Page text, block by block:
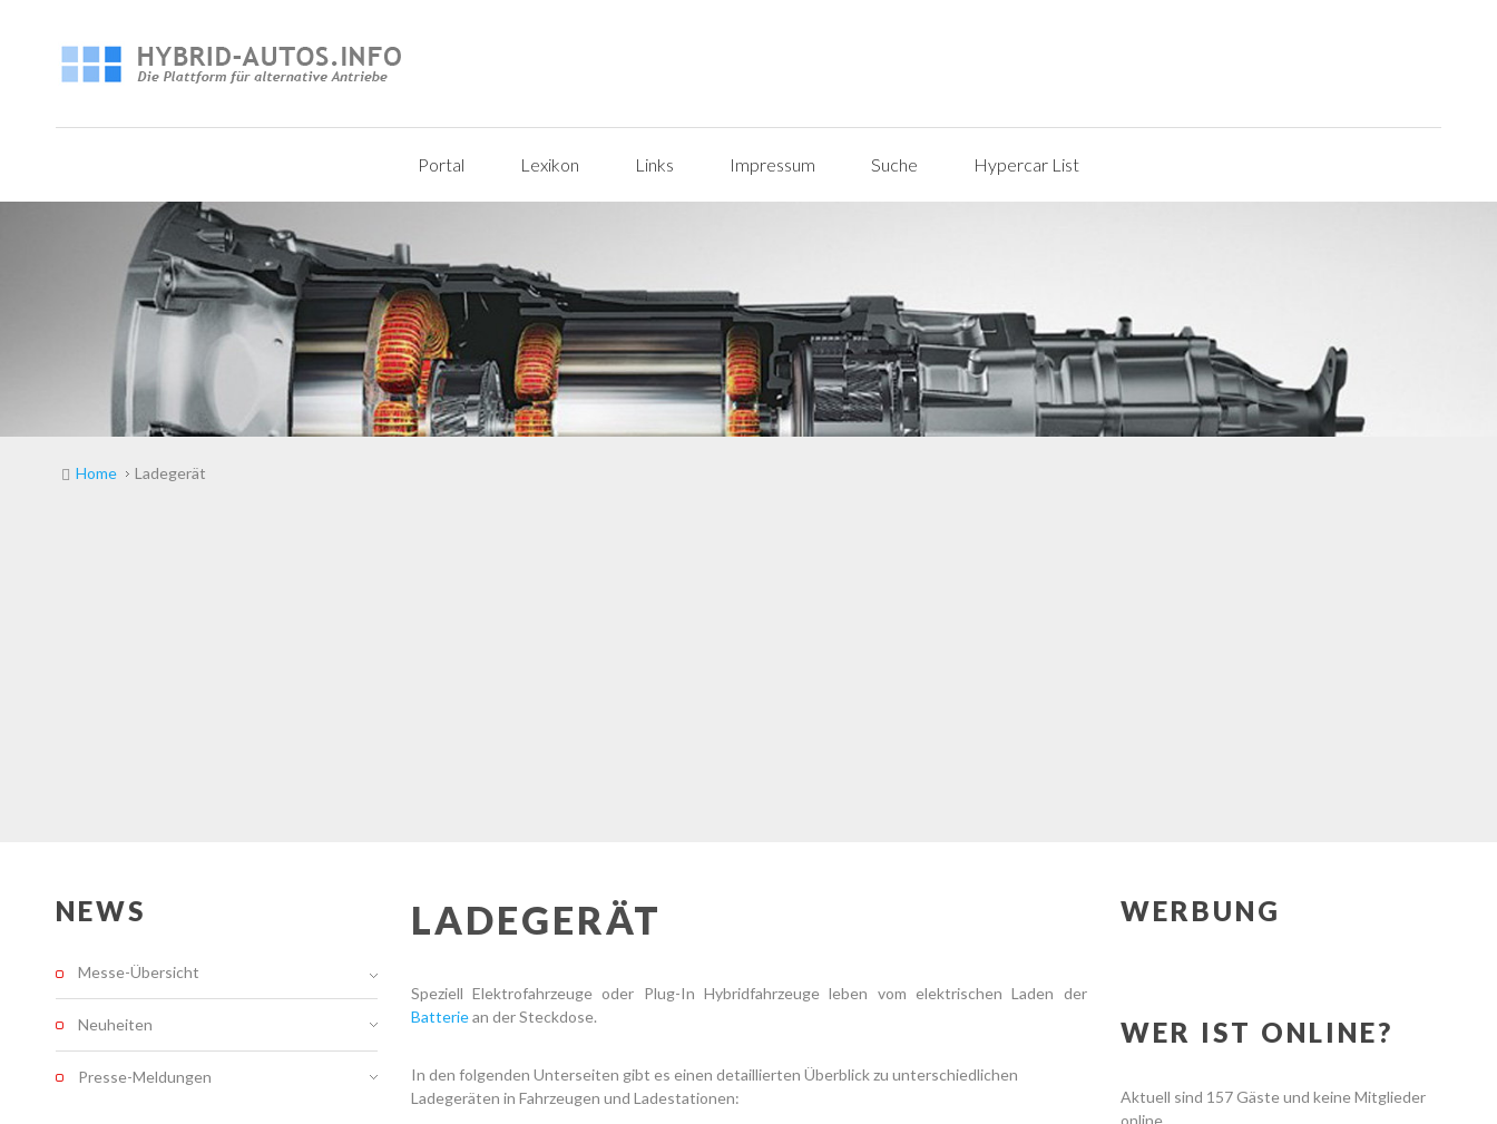
Portal Lexikon Links Impressum Suche Hypercar List
Home Ladegerät
LADEGERÄT
Speziell Elektrofahrzeuge oder Plug-In Hybridfahrzeuge leben vom elektrischen Laden der
Batteriean der Steckdose.
In den folgenden Unterseiten gibt es einen detaillierten Überblick zu unterschiedlichen
Ladegeräten in Fahrzeugen und Ladestationen:
NEWS
Messe-Übersicht
Neuheiten
Presse-Meldungen
WERBUNG
WER IST ONLINE?
Aktuell sind 157 Gäste und keine Mitglieder